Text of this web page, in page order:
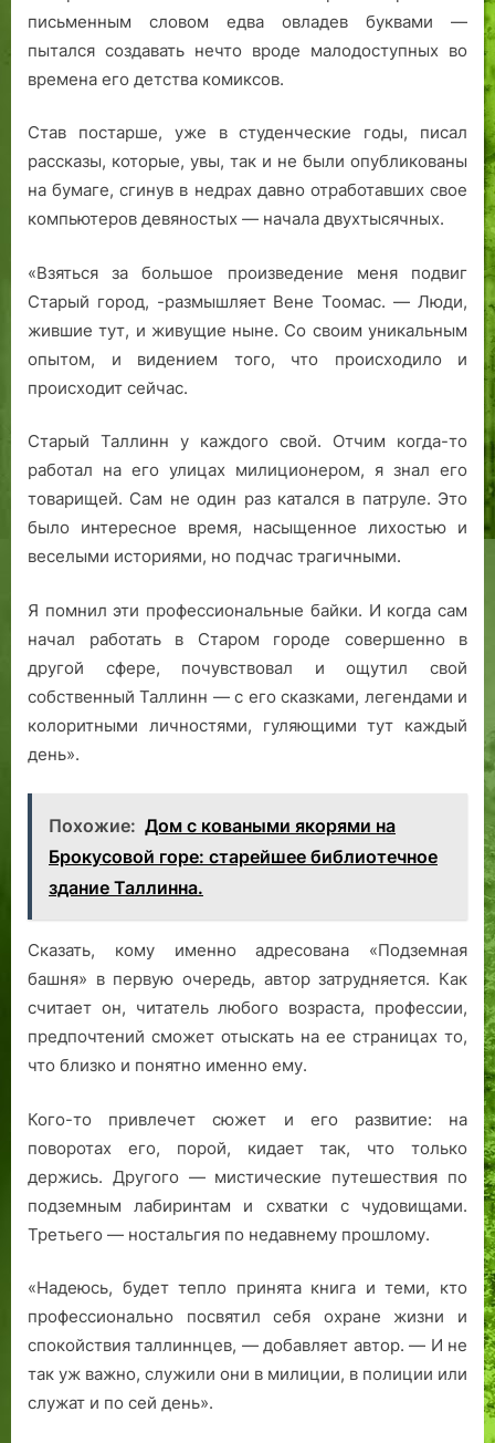
письменным словом едва овладев буквами —
пытался создавать нечто вроде малодоступных во
времена его детства комиксов.
Став постарше, уже в студенческие годы, писал
рассказы, которые, увы, так и не были опубликованы
на бумаге, сгинув в недрах давно отработавших свое
компьютеров девяностых — начала двухтысячных.
«Взяться за большое произведение меня подвиг
Старый город, -размышляет Вене Тоомас. — Люди,
жившие тут, и живущие ныне. Со своим уникальным
опытом, и видением того, что происходило и
происходит сейчас.
Старый Таллинн у каждого свой. Отчим когда-то
работал на его улицах милиционером, я знал его
товарищей. Сам не один раз катался в патруле. Это
было интересное время, насыщенное лихостью и
веселыми историями, но подчас трагичными.
Я помнил эти профессиональные байки. И когда сам
начал работать в Старом городе совершенно в
другой сфере, почувствовал и ощутил свой
собственный Таллинн — с его сказками, легендами и
колоритными личностями, гуляющими тут каждый
день».
Похожие: Дом с коваными якорями на
Брокусовой горе: старейшее библиотечное
здание Таллинна.
Сказать, кому именно адресована «Подземная
башня» в первую очередь, автор затрудняется. Как
считает он, читатель любого возраста, профессии,
предпочтений сможет отыскать на ее страницах то,
что близко и понятно именно ему.
Кого-то привлечет сюжет и его развитие: на
поворотах его, порой, кидает так, что только
держись. Другого — мистические путешествия по
подземным лабиринтам и схватки с чудовищами.
Третьего — ностальгия по недавнему прошлому.
«Надеюсь, будет тепло принята книга и теми, кто
профессионально посвятил себя охране жизни и
спокойствия таллиннцев, — добавляет автор. — И не
так уж важно, служили они в милиции, в полиции или
служат и по сей день».